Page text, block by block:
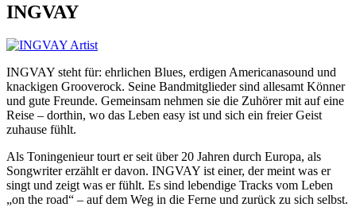
INGVAY
INGVAY steht für: ehrlichen Blues, erdigen Americanasound und
knackigen Grooverock. Seine Bandmitglieder sind allesamt Könner
und gute Freunde. Gemeinsam nehmen sie die Zuhörer mit auf eine
Reise – dorthin, wo das Leben easy ist und sich ein freier Geist
zuhause fühlt.
Als Toningenieur tourt er seit über 20 Jahren durch Europa, als
Songwriter erzählt er davon. INGVAY ist einer, der meint was er
singt und zeigt was er fühlt. Es sind lebendige Tracks vom Leben
„on the road“ – auf dem Weg in die Ferne und zurück zu sich selbst.